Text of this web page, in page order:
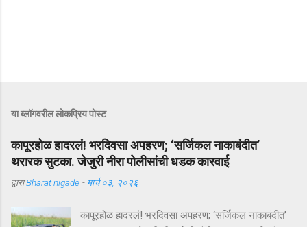
या ब्लॉगवरील लोकप्रिय पोस्ट
कापूरहोळ हादरलं! भरदिवसा अपहरण; ‘सर्जिकल नाकाबंदीत’
थरारक सुटका. जेजुरी नीरा पोलीसांंची धडक कारवाई
द्वाराBharat nigade - मार्च ०३, २०२६
कापूरहोळ हादरलं! भरदिवसा अपहरण; ‘सर्जिकल नाकाबंदीत’